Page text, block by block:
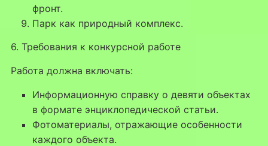
фронт.
Парк как природный комплекс.
6. Требования к конкурсной работе
Работа должна включать:
Информационную справку о девяти объектах
в формате энциклопедической статьи.
Фотоматериалы, отражающие особенности
каждого объекта.